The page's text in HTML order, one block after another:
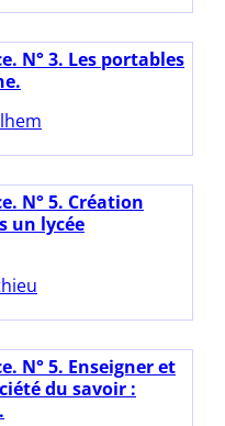
N° 3. Les portables
N° 5. Création
un lycée
N° 5. Enseigner et
du savoir :